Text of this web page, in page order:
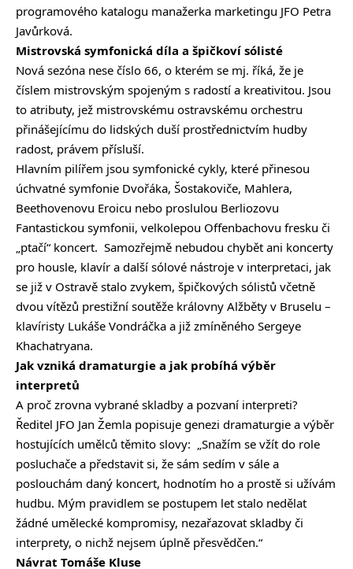
programového katalogu manažerka marketingu JFO Petra
Javůrková.
Mistrovská symfonická díla a špičkoví sólisté
Nová sezóna nese číslo 66, o kterém se mj. říká, že je
číslem mistrovským spojeným s radostí a kreativitou. Jsou
to atributy, jež mistrovskému ostravskému orchestru
přinášejícímu do lidských duší prostřednictvím hudby
radost, právem přísluší.
Hlavním pilířem jsou symfonické cykly, které přinesou
úchvatné symfonie Dvořáka, Šostakoviče, Mahlera,
Beethovenovu Eroicu nebo proslulou Berliozovu
Fantastickou symfonii, velkolepou Offenbachovu fresku či
„ptačí“ koncert. Samozřejmě nebudou chybět ani koncerty
pro housle, klavír a další sólové nástroje v interpretaci, jak
se již v Ostravě stalo zvykem, špičkových sólistů včetně
dvou vítězů prestižní soutěže královny Alžběty v Bruselu –
klavíristy Lukáše Vondráčka a již zmíněného Sergeye
Khachatryana.
Jak vzniká dramaturgie a jak probíhá výběr
interpretů
A proč zrovna vybrané skladby a pozvaní interpreti?
Ředitel JFO Jan Žemla popisuje genezi dramaturgie a výběr
hostujících umělců těmito slovy: „Snažím se vžít do role
posluchače a představit si, že sám sedím v sále a
poslouchám daný koncert, hodnotím ho a prostě si užívám
hudbu. Mým pravidlem se postupem let stalo nedělat
žádné umělecké kompromisy, nezařazovat skladby či
interprety, o nichž nejsem úplně přesvědčen.“
Návrat Tomáše Kluse